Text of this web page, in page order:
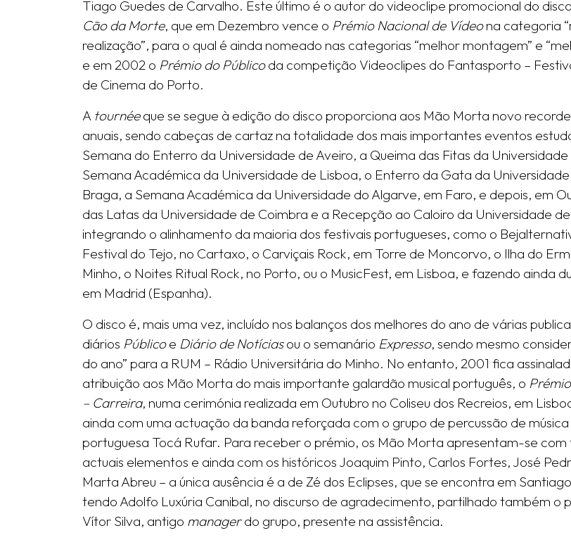
Tiago Guedes de Carvalho. Este último é o autor do videoclipe promocional do
Cão da Morte, que em Dezembro vence o Prémio Nacional de Vídeona categoria
realização”, para o qual é ainda nomeado nas categorias “melhor montagem” e
e em 2002 o Prémio do Públicoda competição Videoclipes do Fantasporto –
de Cinema do Porto.
A tournéeque se segue à edição do disco proporciona aos Mão Morta novo
anuais, sendo cabeças de cartaz na totalidade dos mais importantes eventos
Semana do Enterro da Universidade de Aveiro, a Queima das Fitas da
Semana Académica da Universidade de Lisboa, o Enterro da Gata da
Braga, a Semana Académica da Universidade do Algarve, em Faro, e depois, em
das Latas da Universidade de Coimbra e a Recepção ao Caloiro da Universidade
integrando o alinhamento da maioria dos festivais portugueses, como o
Festival do Tejo, no Cartaxo, o Carviçais Rock, em Torre de Moncorvo, o Ilha do
Minho, o Noites Ritual Rock, no Porto, ou o MusicFest, em Lisboa, e fazendo ainda
em Madrid (Espanha).
O disco é, mais uma vez, incluído nos balanços dos melhores do ano de várias
diários Públicoe Diário de Notíciasou o semanário Expresso, sendo mesmo
do ano” para a RUM – Rádio Universitária do Minho. No entanto, 2001 fica
atribuição aos Mão Morta do mais importante galardão musical português, o
– Carreira, numa cerimónia realizada em Outubro no Coliseu dos Recreios, em
ainda com uma actuação da banda reforçada com o grupo de percussão de
portuguesa Tocá Rufar. Para receber o prémio, os Mão Morta apresentam-se com
actuais elementos e ainda com os históricos Joaquim Pinto, Carlos Fortes, José
Marta Abreu – a única ausência é a de Zé dos Eclipses, que se encontra em
tendo Adolfo Luxúria Canibal, no discurso de agradecimento, partilhado também o
Vítor Silva, antigo managerdo grupo, presente na assistência.